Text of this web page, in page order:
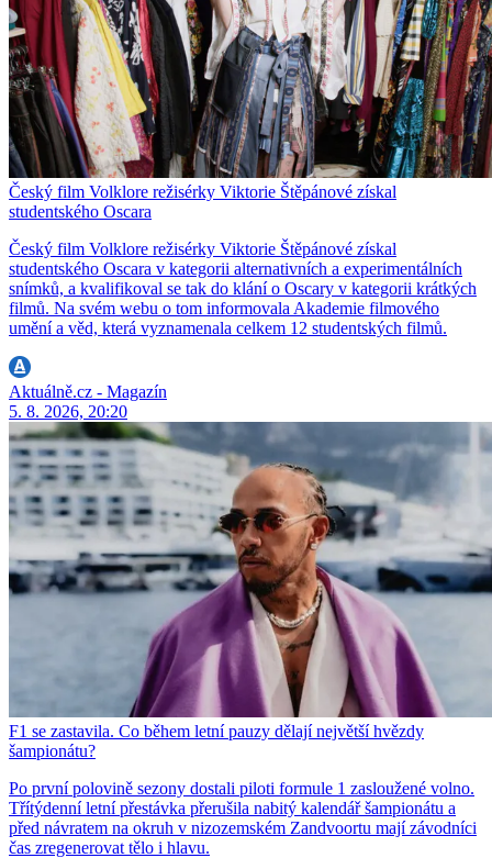
Český film Volklore režisérky Viktorie Štěpánové získal
studentského Oscara
Český film Volklore režisérky Viktorie Štěpánové získal
studentského Oscara v kategorii alternativních a experimentálních
snímků, a kvalifikoval se tak do klání o Oscary v kategorii krátkých
filmů. Na svém webu o tom informovala Akademie filmového
umění a věd, která vyznamenala celkem 12 studentských filmů.
Aktuálně.cz - Magazín
5. 8. 2026, 20:20
F1 se zastavila. Co během letní pauzy dělají největší hvězdy
šampionátu?
Po první polovině sezony dostali piloti formule 1 zasloužené volno.
Třítýdenní letní přestávka přerušila nabitý kalendář šampionátu a
před návratem na okruh v nizozemském Zandvoortu mají závodníci
čas zregenerovat tělo i hlavu.